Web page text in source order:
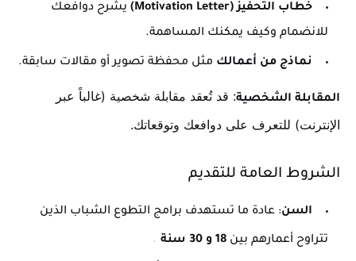
خطاب التحفيز (Motivation Letter)
يشرح دوافعك
للانضمام وكيف يمكنك المساهمة.
نماذج من أعمالك مثل محفظة تصوير أو مقالات سابقة.
المقابلة الشخصية: قد تُعقد مقابلة شخصية (غالباً عبر
الإنترنت) للتعرف على دوافعك وتوقعاتك.
الشروط العامة للتقديم
السن: عادة ما تستهدف برامج التطوع الشباب الذين
تتراوح أعمارهم بين 18 و 30 سنة .